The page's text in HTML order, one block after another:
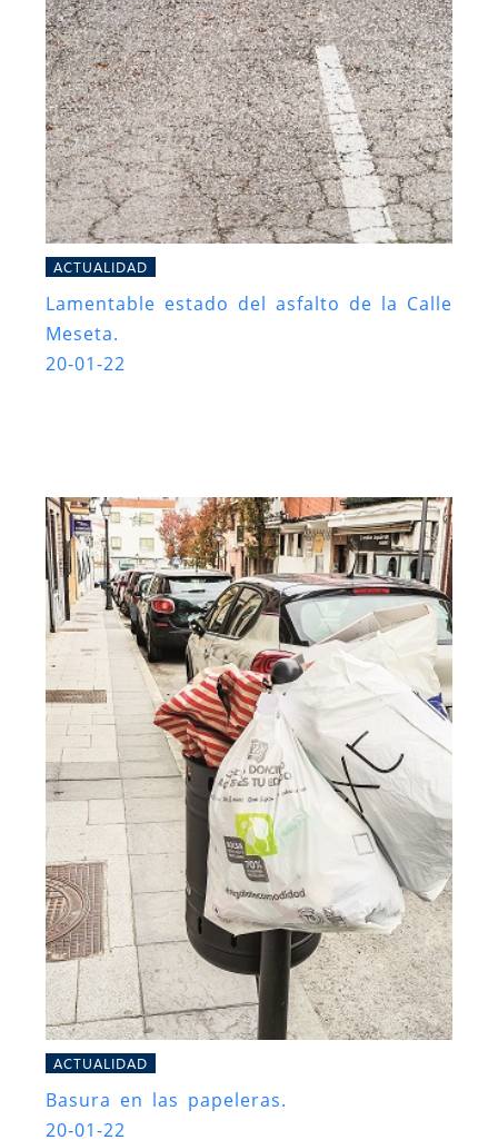
ACTUALIDAD
Lamentable estado del asfalto de la Calle
Meseta.
20-01-22
ACTUALIDAD
Basura en las papeleras.
20-01-22